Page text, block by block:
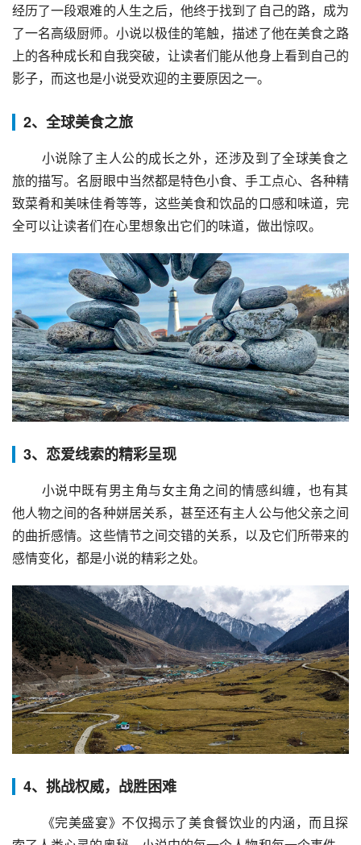
经历了一段艰难的人生之后，他终于找到了自己的路，成为
了一名高级厨师。小说以极佳的笔触，描述了他在美食之路
上的各种成长和自我突破，让读者们能从他身上看到自己的
影子，而这也是小说受欢迎的主要原因之一。
2、全球美食之旅
旅的描写。名厨眼中当然都是特色小食、手工点心、各种精
致菜肴和美味佳肴等等，这些美食和饮品的口感和味道，完
全可以让读者们在心里想象出它们的味道，做出惊叹。
3、恋爱线索的精彩呈现
他人物之间的各种姘居关系，甚至还有主人公与他父亲之间
的曲折感情。这些情节之间交错的关系，以及它们所带来的
感情变化，都是小说的精彩之处。
4、挑战权威，战胜困难